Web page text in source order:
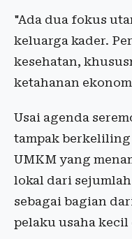
"Ada dua fokus
keluarga kader.
kesehatan,
ketahanan
Usai agenda
tampak
UMKM yang
lokal dari
sebagai bagian
pelaku usaha